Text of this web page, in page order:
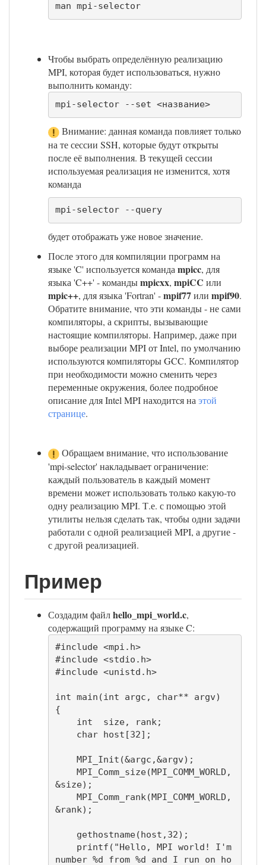
man mpi-selector
Чтобы выбрать определённую реализацию
MPI, которая будет использоваться, нужно
выполнить команду:
mpi-selector --set <название>
Внимание: данная команда повлияет только
на те сессии SSH, которые будут открыты
после её выполнения. В текущей сессии
используемая реализация не изменится, хотя
команда
mpi-selector --query
будет отображать уже новое значение.
После этого для компиляции программ на
языке 'C' используется командаmpicc, для
языка 'C++' - командыmpicxx, mpiCC или
mpic++, для языка 'Fortran' -mpif77или mpif90.
Обратите внимание, что эти команды - не сами
компиляторы, а скрипты, вызывающие
настоящие компиляторы. Например, даже при
выборе реализации MPI от Intel, по умолчанию
используются компиляторы GCC. Компилятор
при необходимости можно сменить через
переменные окружения, более подробное
описание для Intel MPI находится наэтой
странице.
Обращаем внимание, что использование
'mpi-selector' накладывает ограничение:
каждый пользователь в каждый момент
времени может использовать только какую-то
одну реализацию MPI. Т.е. с помощью этой
утилиты нельзя сделать так, чтобы одни задачи
работали с одной реализацией MPI, а другие -
с другой реализацией.
Пример
Создадим файлhello_mpi_world.c,
содержащий программу на языке C:
#include <mpi.h>
#include <stdio.h>
#include <unistd.h>
int main(int argc, char** argv)
{
&size);
&rank);
number %d from %d and I run on ho